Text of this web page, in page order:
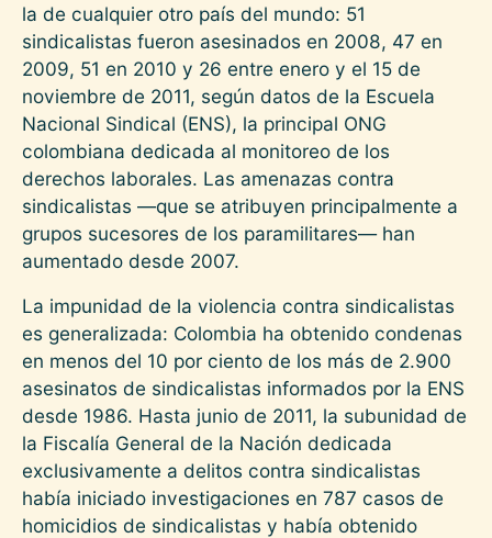
la de cualquier otro país del mundo: 51
sindicalistas fueron asesinados en 2008, 47 en
2009, 51 en 2010 y 26 entre enero y el 15 de
noviembre de 2011, según datos de la Escuela
Nacional Sindical (ENS), la principal ONG
colombiana dedicada al monitoreo de los
derechos laborales. Las amenazas contra
sindicalistas —que se atribuyen principalmente a
grupos sucesores de los paramilitares— han
aumentado desde 2007.
La impunidad de la violencia contra sindicalistas
es generalizada: Colombia ha obtenido condenas
en menos del 10 por ciento de los más de 2.900
asesinatos de sindicalistas informados por la ENS
desde 1986. Hasta junio de 2011, la subunidad de
la Fiscalía General de la Nación dedicada
exclusivamente a delitos contra sindicalistas
había iniciado investigaciones en 787 casos de
homicidios de sindicalistas y había obtenido